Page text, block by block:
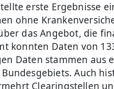
erste Ergebnisse
ohne
das Angebot, die
konnten Daten von
Daten stammen
Auch
Clearingstellen